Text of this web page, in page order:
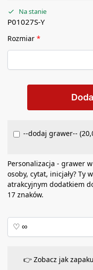
Na stanie
P01027S-Y
Rozmiar *
--dodaj grawer-- (
Personalizacja - grawer
osoby, cytat, inicjały? Ty
atrakcyjnym dodatkiem
17 znaków.
👉 Zobacz jak